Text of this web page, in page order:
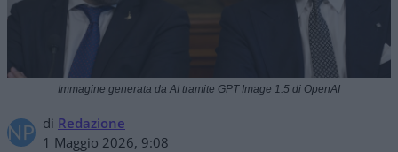
di Redazione
1 Maggio 2026, 9:08
Immagine generata da AI tramite GPT Image 1.5 di OpenAI